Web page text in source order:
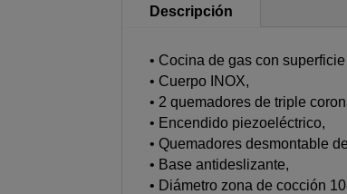
Descripción
• Cocina de gas con
• Cuerpo INOX,
• 2 quemadores de triple
• Encendido piezoeléctrico,
• Quemadores desmontable
• Base antideslizante,
• Diámetro zona de cocción